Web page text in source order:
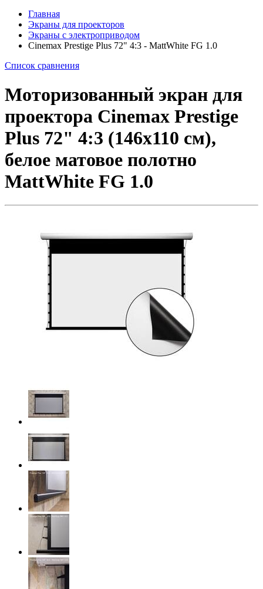
Главная
Экраны для проекторов
Экраны с электроприводом
Cinemax Prestige Plus 72" 4:3 - MattWhite FG 1.0
Список сравнения
Моторизованный экран для
проектора Cinemax Prestige
Plus 72" 4:3 (146x110 см),
белое матовое полотно
MattWhite FG 1.0